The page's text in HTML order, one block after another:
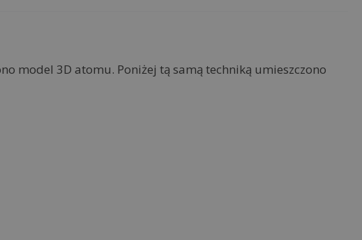
model 3D atomu. Poniżej tą samą techniką umieszczono